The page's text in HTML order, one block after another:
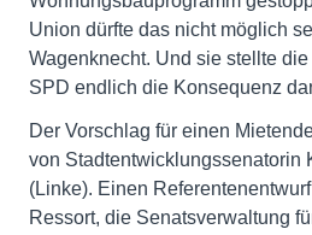
Union dürfte das nicht möglich
Wagenknecht. Und sie stellte
SPD endlich die Konsequenz
Der Vorschlag für einen
von Stadtentwicklungssenatorin
(Linke). Einen
Ressort, die Senatsverwaltung